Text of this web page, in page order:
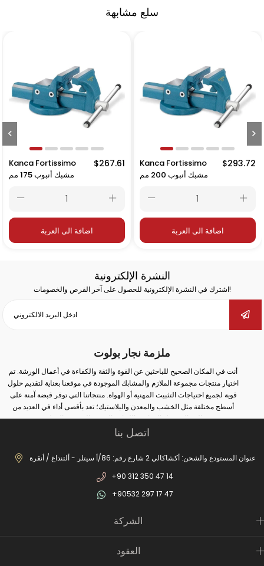
سلع مشابهة
Kanca Fortissimo
مشبك أنبوب 175 مم
$267.61
اضافة الى العربة
Kanca Fortissimo
مشبك أنبوب 200 مم
$293.72
اضافة الى العربة
النشرة الإلكترونية
اشترك في النشرة الإلكترونية للحصول على آخر الفرص والخصومات!
ملزمة نجار بولوت
أنت في المكان الصحيح للباحثين عن القوة والثقة والكفاءة في أعمال الورشة. تم
اختيار منتجات مجموعة الملازم والمشابك الموجودة في موقعنا بعناية لتقديم حلول
قوية لجميع احتياجات التثبيت المهنية أو الهواة. منتجاتنا التي توفر قبضة آمنة على
أسطح مختلفة مثل الخشب والمعدن والبلاستيك؛ تعد بأقصى أداء في العديد من
المجالات مثل النجارة واللحام والثقب والتجميع والإصلاح.
سواء كنت تقوم بأعمال صناعية واسعة النطاق أو إصلاحات بسيطة في المنزل؛ يمكنك
منتجاتنا الواسعة من الملازم المطروقة إلى ملازم المثقاب، ومن ملازم السكك
الحديدية إلى ملازم صانع الغلايات، يمكنك العثور على بدائل مناسبة لكل مجال
استخدام. بفضل أنظمة الفتح والإغلاق السريعة، والحلول من نوع الخطاف، والهياكل
المصبوبة طويلة الأمد، وهياكل الفكوك غير القابلة للانزلاق، ستصبح أعمالك الآن أكثر
الأجزاء الثابتة بأمان في عمليات الإنتاج. العديد من المنتجات التفصيلية من السحابات
الملازم العملية من نوع المشبك وملازم الرخام تقدم حلولاً خاصة لاحتياجات القطاعات
اتصل بنا
عنوان المستودع والشحن: أكشاكالي 2 شارع رقم: 86/أ سيتلر - ألتنداغ / أنقرة
+90 312 350 47 14
+90532 297 17 47
الشركة
العقود